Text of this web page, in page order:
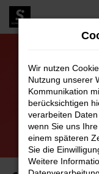
Zum
Hauptinhalt
DAS
Wir nutzen
Nutzung unserer
Kommunikation
berücksichtigen
verarbeiten
wenn Sie uns
einem späteren
Sie die
Weitere